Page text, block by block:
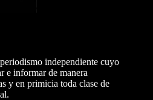
independiente cuyo
e informar de manera
y en primicia toda clase de